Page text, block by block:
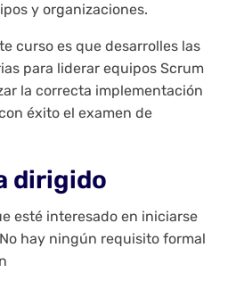
y organizaciones.
curso es que desarrolles las
para liderar equipos Scrum
la correcta implementación
éxito el examen de
dirigido
esté interesado en iniciarse
hay ningún requisito formal